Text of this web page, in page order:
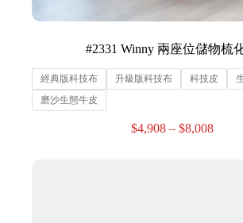
#2331 Winny 兩座位儲物梳
經典版科技布 升級版科技布 科技皮
磨沙生態牛皮
$4,908 – $8,008